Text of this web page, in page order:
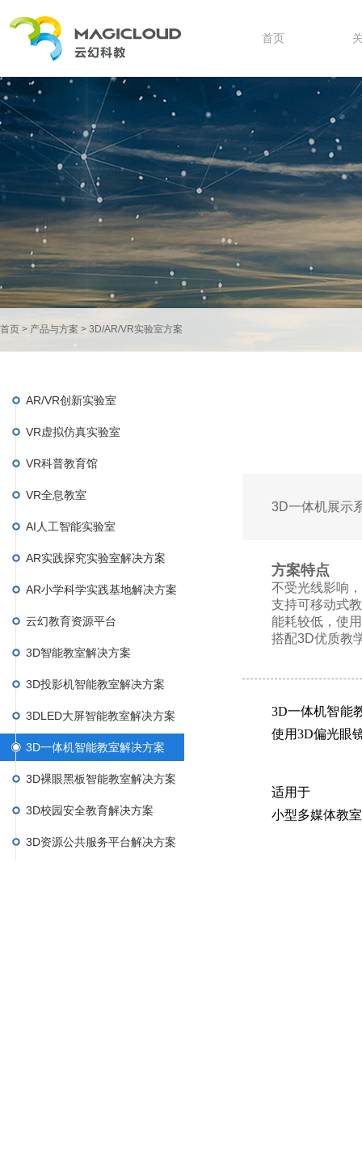
首页
首页 > 产品与方案 > 3D/AR/VR实验室方案
AR/VR创新实验室
VR虚拟仿真实验室
VR科普教育馆
VR全息教室
AI人工智能实验室
AR实践探究实验室解决方案
AR小学科学实践基地解决方案
云幻教育资源平台
3D智能教室解决方案
3D投影机智能教室解决方案
3DLED大屏智能教室解决方案
3D一体机智能教室解决方案
3D裸眼黑板智能教室解决方案
3D校园安全教育解决方案
3D资源公共服务平台解决方案
3D一体机展示
方案特点
不受光线影响
支持可移动式
能耗较低，使
搭配3D优质教
3D一体机智能
使用3D偏光眼
适用于
小型多媒体教